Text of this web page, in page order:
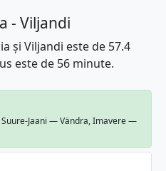
- Viljandi
și Viljandi este de 57.4
este de 56 minute.
Jaani — Vändra, Imavere —